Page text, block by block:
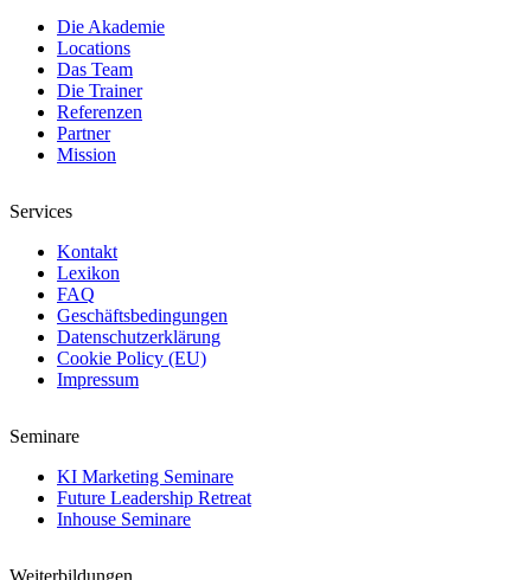
Die Akademie
Locations
Das Team
Die Trainer
Referenzen
Partner
Mission
Services
Kontakt
Lexikon
FAQ
Geschäftsbedingungen
Datenschutzerklärung
Cookie Policy (EU)
Impressum
Seminare
KI Marketing Seminare
Future Leadership Retreat
Inhouse Seminare